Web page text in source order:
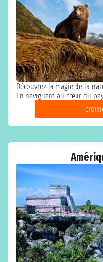
Découvrez la magie de la
En naviguant au cœur du